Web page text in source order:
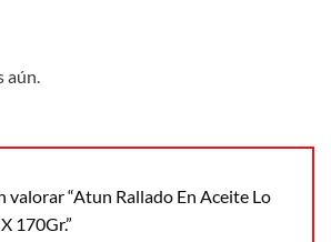
aún.
valorar “Atun Rallado En Aceite Lo
170Gr.”